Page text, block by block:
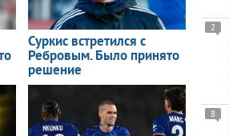
2
8